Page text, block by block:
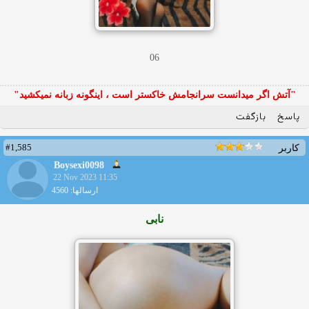
06
"آتش اگر ميدانست سرانجامش خاكستر است ، اينگونه زبانه نميكشيد"
پاسخ بازگفت
کاربر
#1,585
Boysexi0098
22 Nov 2023 11:35
ارسالها: 4560
نابی